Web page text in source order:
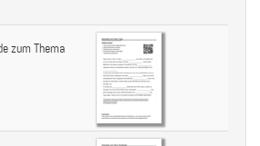
zum Thema